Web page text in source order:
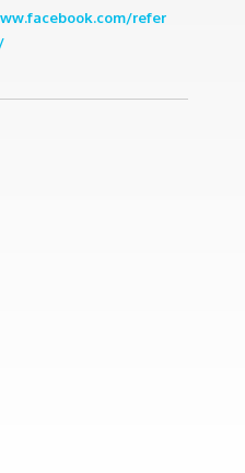
refer